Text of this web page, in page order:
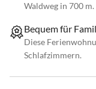
Waldweg in 700 m.
Bequem für
Diese
Schlafzimmern.